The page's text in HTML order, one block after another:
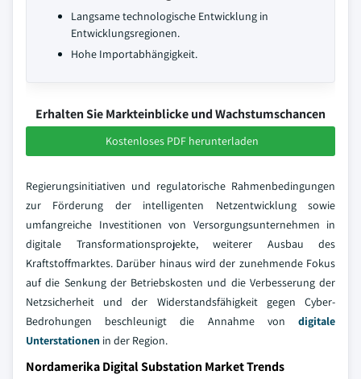
Langsame technologische Entwicklung in
Entwicklungsregionen.
Hohe Importabhängigkeit.
Erhalten Sie Markteinblicke und Wachstumschancen
Kostenloses PDF herunterladen
Regierungsinitiativen und regulatorische Rahmenbedingungen
zur Förderung der intelligenten Netzentwicklung sowie
umfangreiche Investitionen von Versorgungsunternehmen in
digitale Transformationsprojekte, weiterer Ausbau des
Kraftstoffmarktes. Darüber hinaus wird der zunehmende Fokus
auf die Senkung der Betriebskosten und die Verbesserung der
Netzsicherheit und der Widerstandsfähigkeit gegen Cyber-
Bedrohungen beschleunigt die Annahme von digitale
Unterstationen in der Region.
Nordamerika Digital Substation Market Trends